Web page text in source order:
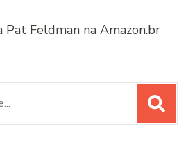
Pat Feldman na Amazon.br